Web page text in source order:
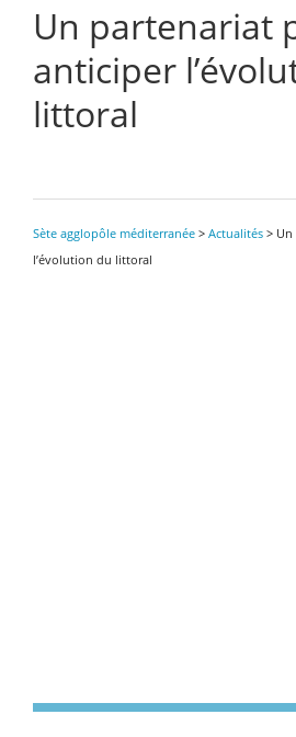
Un partenariat
anticiper
littoral
Sète agglopôle méditerranée > Actualités >
l’évolution du littoral